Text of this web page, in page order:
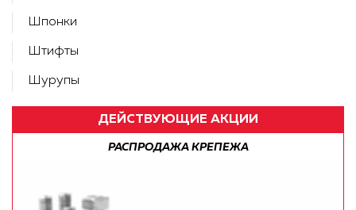
Шпонки
Штифты
Шурупы
ДЕЙСТВУЮЩИЕ АКЦИИ
РАСПРОДАЖА КРЕПЕЖА